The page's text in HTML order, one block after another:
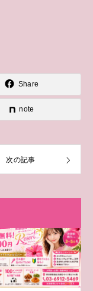
Share
note
次の記事